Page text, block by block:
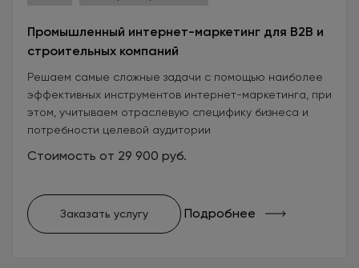
Промышленный интернет-маркетинг для B2B и
строительных компаний
Решаем самые сложные задачи с помощью наиболее
эффективных инструментов интернет-маркетинга, при
этом, учитываем отраслевую специфику бизнеса и
потребности целевой аудитории
Стоимость от 29 900 руб.
Заказать услугу Подробнее